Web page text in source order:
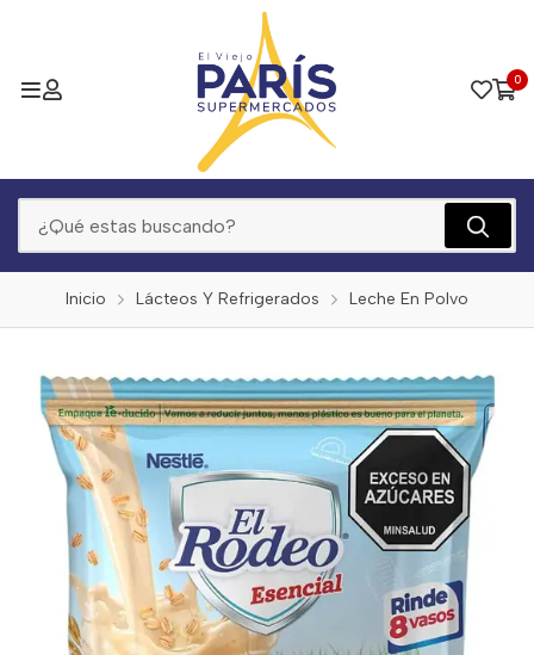
0
Inicio Lácteos Y Refrigerados Leche En Polvo